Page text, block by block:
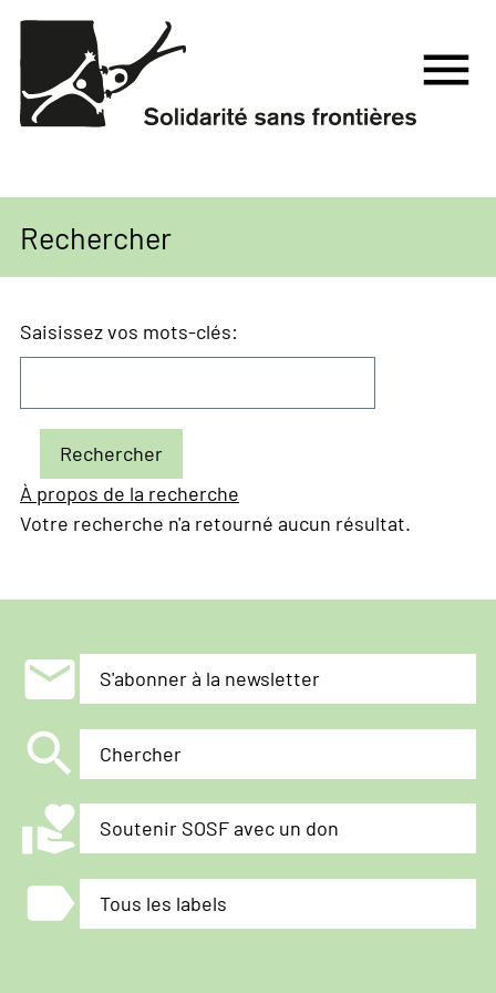
Aller
contenu
principal
menu
Rechercher
Saisissez vos mots-clés
À propos de la recherche
Votre recherche n'a retourné aucun résultat.
mail S'abonner à la newsletter
search Chercher
volunteer_activism Soutenir SOSF avec un don
label Tous les labels